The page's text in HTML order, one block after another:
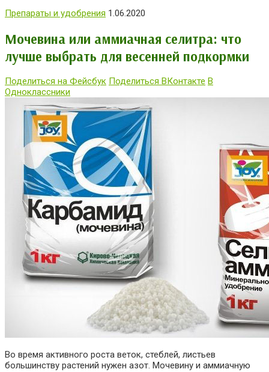
Препараты и удобрения 1.06.2020
Мочевина или аммиачная селитра: что
лучше выбрать для весенней подкормки
Поделиться на Фейсбук Поделиться ВКонтакте В
Одноклассники
Во время активного роста веток, стеблей, листьев
большинству растений нужен азот. Мочевину и аммиачную